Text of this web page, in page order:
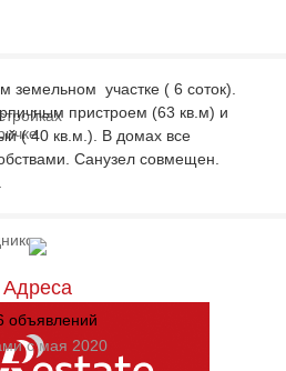
участке ( 6 соток).
пристроем (63 кв.м) и
( 40 кв.м.). В домах все
Санузел совмещен.
Адреса
объявлений
с мая 2020